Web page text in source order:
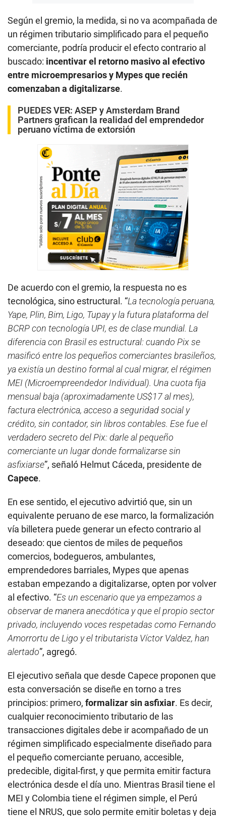
Según el gremio, la medida, si no va acompañada de
un régimen tributario simplificado para el pequeño
comerciante, podría producir el efecto contrario al
buscado: incentivar el retorno masivo al efectivo
entre microempresarios y Mypes que recién
comenzaban a digitalizarse.
PUEDES VER: ASEP y Amsterdam Brand
Partners grafican la realidad del emprendedor
peruano víctima de extorsión
De acuerdo con el gremio, la respuesta no es
tecnológica, sino estructural. “La tecnología peruana,
Yape, Plin, Bim, Ligo, Tupay y la futura plataforma del
BCRP con tecnología UPI, es de clase mundial. La
diferencia con Brasil es estructural: cuando Pix se
masificó entre los pequeños comerciantes brasileños,
ya existía un destino formal al cual migrar, el régimen
MEI (Microempreendedor Individual). Una cuota fija
mensual baja (aproximadamente US$17 al mes),
factura electrónica, acceso a seguridad social y
crédito, sin contador, sin libros contables. Ese fue el
verdadero secreto del Pix: darle al pequeño
comerciante un lugar donde formalizarse sin
asfixiarse”, señaló Helmut Cáceda, presidente de
Capece.
En ese sentido, el ejecutivo advirtió que, sin un
equivalente peruano de ese marco, la formalización
vía billetera puede generar un efecto contrario al
deseado: que cientos de miles de pequeños
comercios, bodegueros, ambulantes,
emprendedores barriales, Mypes que apenas
estaban empezando a digitalizarse, opten por volver
al efectivo. “Es un escenario que ya empezamos a
observar de manera anecdótica y que el propio sector
privado, incluyendo voces respetadas como Fernando
Amorrortu de Ligo y el tributarista Víctor Valdez, han
alertado”, agregó.
El ejecutivo señala que desde Capece proponen que
esta conversación se diseñe en torno a tres
principios: primero, formalizar sin asfixiar. Es decir,
cualquier reconocimiento tributario de las
transacciones digitales debe ir acompañado de un
régimen simplificado especialmente diseñado para
el pequeño comerciante peruano, accesible,
predecible, digital-first, y que permita emitir factura
electrónica desde el día uno. Mientras Brasil tiene el
MEI y Colombia tiene el régimen simple, el Perú
tiene el NRUS, que solo permite emitir boletas y deja